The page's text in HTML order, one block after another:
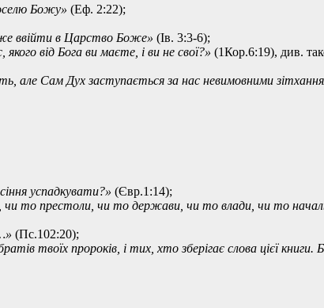
Божу» (Еф. 2:22);
ввійти в Царство Боже» (Ів. 3:3-6);
від Бога ви маєте, і ви не свої?» (1Кор.6:19), див.
але Сам Дух заступається за нас невимовними
успадкувати?» (Євр.1:14);
чи то престоли, чи то держави, чи то влади, чи то
(Пс.102:20);
твоїх пророків, і тих, хто зберігає слова цієї книги.